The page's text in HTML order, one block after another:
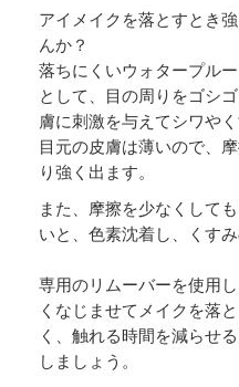
アイメイクを落とすとき
んか？
落ちにくいウォタープル
として、目の周りをゴシ
膚に刺激を与えてシワや
目元の皮膚は薄いので、
り強く出ます。
また、摩擦を少なくして
いと、色素沈着し、くす
専用のリムーバーを使用
くなじませてメイクを落
く、触れる時間を減らせ
しましょう。